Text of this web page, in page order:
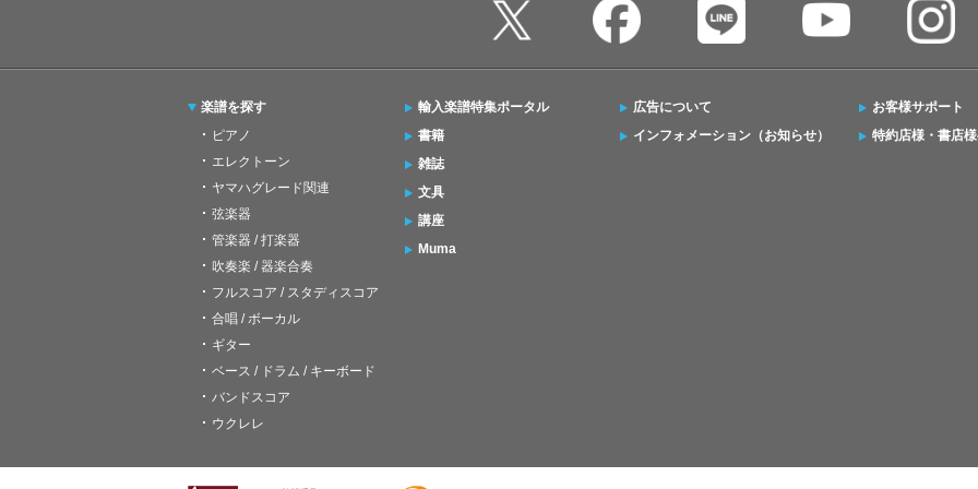
楽譜を探す
ピアノ
エレクトーン
ヤマハグレード関連
弦楽器
管楽器 / 打楽器
吹奏楽 / 器楽合奏
フルスコア / スタディスコア
合唱 / ボーカル
ギター
ベース / ドラム / キーボード
バンドスコア
ウクレレ
輸入楽譜特集ポータル
書籍
雑誌
文具
講座
Muma
広告について
インフォメーション（お知らせ）
お客様サポート
特約店様・書店